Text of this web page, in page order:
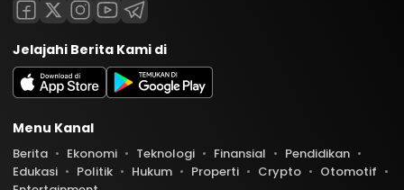
Jelajahi Berita Kami di
Menu Kanal
Berita Ekonomi Teknologi Finansial
Pendidikan
Edukasi
Politik Hukum Properti Crypto
Otomotif